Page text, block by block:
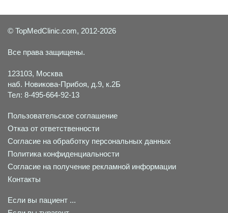
© TopMedClinic.com, 2012-2026
Все права защищены.
123103, Москва
наб. Новикова-Прибоя, д.9, к.2Б
Тел: 8-495-664-92-13
Пользовательское соглашение
Отказ от ответственности
Согласие на обработку персональных данных
Политика конфиденциальности
Согласие на получение рекламной информации
Контакты
Если вы пациент ...